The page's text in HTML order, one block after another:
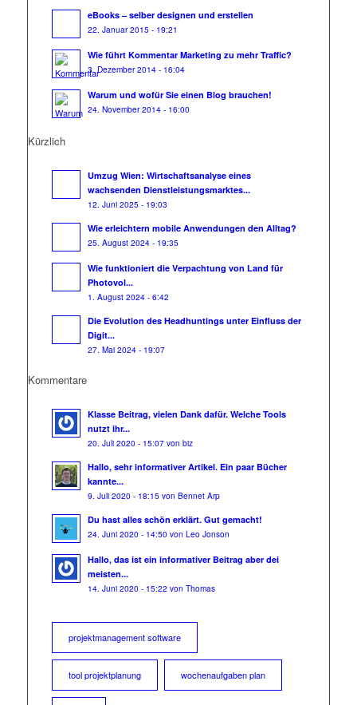
eBooks – selber designen und erstellen
22. Januar 2015 - 19:21
Wie führt Kommentar Marketing zu mehr Traffic?
3. Dezember 2014 - 16:04
Warum und wofür Sie einen Blog brauchen!
24. November 2014 - 16:00
Kürzlich
Umzug Wien: Wirtschaftsanalyse eines
wachsenden Dienstleistungsmarktes...
12. Juni 2025 - 19:03
Wie erleichtern mobile Anwendungen den Alltag?
25. August 2024 - 19:35
Wie funktioniert die Verpachtung von Land für
Photovol...
1. August 2024 - 6:42
Die Evolution des Headhuntings unter Einfluss der
Digit...
27. Mai 2024 - 19:07
Kommentare
Klasse Beitrag, vielen Dank dafür. Welche Tools
nutzt ihr...
20. Juli 2020 - 15:07 von biz
Hallo, sehr informativer Artikel. Ein paar Bücher
kannte...
9. Juli 2020 - 18:15 von Bennet Arp
Du hast alles schön erklärt. Gut gemacht!
24. Juni 2020 - 14:50 von Leo Jonson
Hallo, das ist ein informativer Beitrag aber dei
meisten...
14. Juni 2020 - 15:22 von Thomas
projektmanagement software
tool projektplanung wochenaufgaben plan